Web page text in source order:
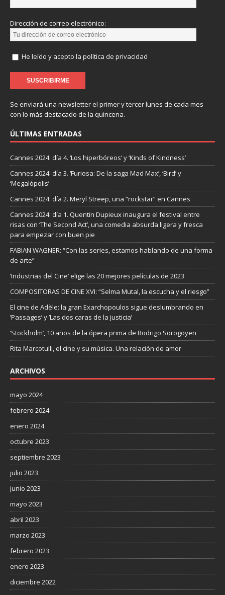
Dirección de correo electrónico:
He leído y acepto la política de privacidad
Se enviará una newsletter el primer y tercer lunes de cada mes
con lo más destacado de la quincena.
ÚLTIMAS ENTRADAS
Cannes 2024: día 4. ‘Los hiperbóreos’ y ‘Kinds of Kindness’
Cannes 2024: día 3. ‘Furiosa: De la saga Mad Max’, ‘Bird’ y
‘Megalópolis’
Cannes 2024: día 2. Meryl Streep, una “rockstar” en Cannes
Cannes 2024: día 1. Quentin Dupieux inaugura el festival entre
risas con ‘The Second Act’, una comedia absurda ligera y fresca
para empezar con buen pie
FABIAN WAGNER: “Con las series, estamos hablando de una forma
de arte”
‘Industrias del Cine’ elige las 20 mejores películas de 2023
COMPOSITORAS DE CINE XVI: “Selma Mutal, la escucha y el riesgo”
El cine de Adèle: la gran Exarchopoulos sigue deslumbrando en
’Passages’ y ’Las dos caras de la justicia’
‘Stockholm’, 10 años de la ópera prima de Rodrigo Sorogoyen
Rita Marcotulli, el cine y su música. Una relación de amor
ARCHIVOS
mayo 2024
febrero 2024
enero 2024
octubre 2023
septiembre 2023
julio 2023
junio 2023
mayo 2023
abril 2023
marzo 2023
febrero 2023
enero 2023
diciembre 2022